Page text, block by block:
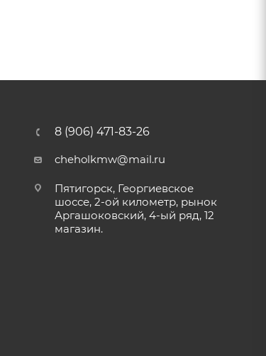
8 (906) 471-83-26
cheholkmw@mail.ru
Пятигорск, Георгиевское
шоссе, 2-ой километр, рынок
Аргашоковский, 4-ый ряд, 12
магазин.